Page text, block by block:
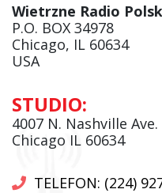
Wietrzne Radio
P.O. BOX 34978
Chicago, IL 60634
USA
STUDIO:
4007 N. Nashville Ave.
Chicago IL 60634
TELEFON: (224)